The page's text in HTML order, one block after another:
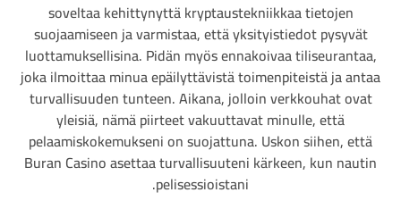
soveltaa kehittynyttä kryptaustekniikkaa tietojen
suojaamiseen ja varmistaa, että yksityistiedot pysyvät
luottamuksellisina. Pidän myös ennakoivaa tiliseurantaa,
joka ilmoittaa minua epäilyttävistä toimenpiteistä ja antaa
turvallisuuden tunteen. Aikana, jolloin verkkouhat ovat
yleisiä, nämä piirteet vakuuttavat minulle, että
pelaamiskokemukseni on suojattuna. Uskon siihen, että
Buran Casino asettaa turvallisuuteni kärkeen, kun nautin
pelisessioistani.